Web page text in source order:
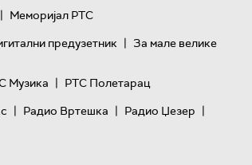
| Меморијал РТС
предузетник | За мале велике
Музика | РТС Полетарац
| Радио Вртешка | Радио Џезер |